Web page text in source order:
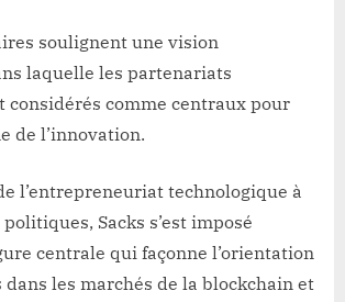
soulignent une vision
laquelle les partenariats
considérés comme centraux pour
de l’innovation.
l’entrepreneuriat technologique à
Sacks s’est imposé
centrale qui façonne l’orientation
dans les marchés de la blockchain et